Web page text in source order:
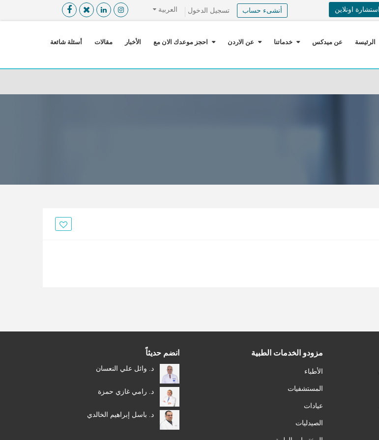
القائمة X
العربية تسجيل الدخول استشارة اونلاين أنشىء حساب
الرئيسة عن ميدكس خدماتنا عن الاردن احجز موعدك الان مع الأخبار مقالات أسئلة شائعة
مزودو الخدمات الطبية
الأطباء
المستشفيات
عيادات
الصيدليات
انضم حديثاً
د. وائل علي النعسان
د. رامي غازي حمزة
د. باسل إبراهيم الخالدي